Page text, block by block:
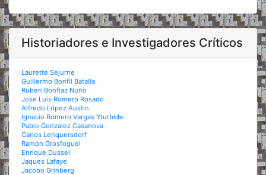
Historiadores e Investigadores Críticos
Laurette Sejurne
Guillermo Bonfil Batalla
Ruben Bonfiaz Nuño
Jose Luis Romero Rosado
Alfredo López Austin
Ignacio Romero Vargas Yturbide
Pablo Gonzalez Casanova
Carlos Lenquersdorf
Ramón Grosfoguel
Enrique Dussel
Jaques Lafaye
Jacobo Grinberg